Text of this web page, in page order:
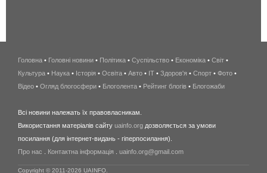
беспроводной
интернет
киев
wimax
в
Головна • Головні новини • Політика • Суспільство • Економіка • Світ •
Культура • Наука • Історія • Освіта • Авто • IT • Здоров'я • Спорт • Фото •
Відео • Огляд блогосфери • Блоголента • Рейтинг блогів • Блогожаби
Всі новини належать їх правовласникам.
Використання матеріалів сайту uainfo.org дозволяється за умови
посилання (для інтернет-видань - гіперпосилання).
Про нас
Контактна інформація uainfo.org@gmail.com
Copyright © 2011-2026 UAINFO.